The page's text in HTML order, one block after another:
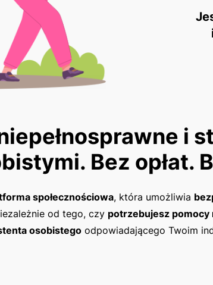
i
Bez opłat.
społecznościowa, która umożliwia
od tego, czy potrzebujesz pomocy
osobistego odpowiadającego Twoim